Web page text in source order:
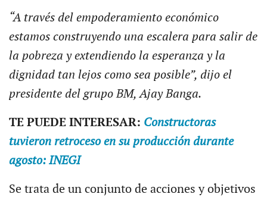
“A través del empoderamiento económico
estamos construyendo una escalera para salir de
la pobreza y extendiendo la esperanza y la
dignidad tan lejos como sea posible”, dijo el
presidente del grupo BM, Ajay Banga.
TE PUEDE INTERESAR: Constructoras
tuvieron retroceso en su producción durante
agosto: INEGI
Se trata de un conjunto de acciones y objetivos